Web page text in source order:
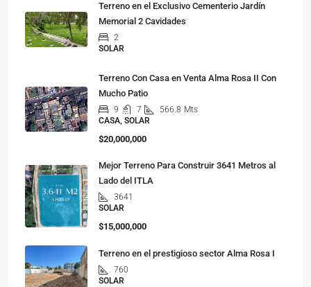
Terreno en el Exclusivo Cementerio Jardín
Memorial 2 Cavidades
2
SOLAR
Terreno Con Casa en Venta Alma Rosa II Con
Mucho Patio
9 7 566.8 Mts
CASA, SOLAR
$20,000,000
Mejor Terreno Para Construir 3641 Metros al
Lado del ITLA
3641
SOLAR
$15,000,000
Terreno en el prestigioso sector Alma Rosa I
760
SOLAR